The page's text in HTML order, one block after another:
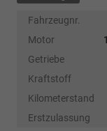
Fahrzeugnr.
Motor
Getriebe
Kraftstoff
Kilometerstand
Erstzulassung